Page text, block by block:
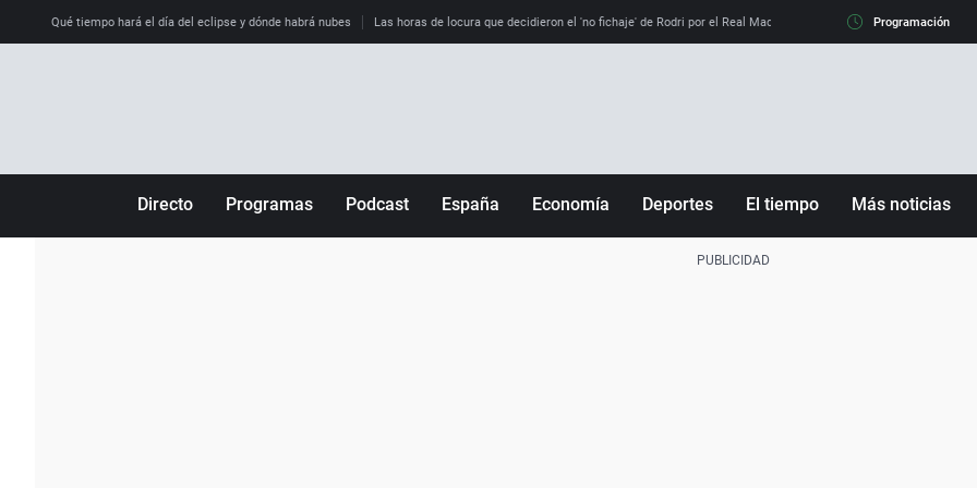
Qué tiempo hará el día del eclipse y dónde habrá nubes Las horas de locura que decidieron el 'no fichaje' de Rodri por el Real Madrid y su 'sí' al Barça La llamada
Programación
Directo Programas Podcast España Economía Deportes El tiempo Más noticias